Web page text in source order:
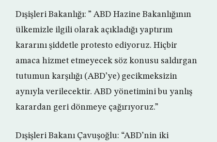
Dışişleri Bakanlığı: ” ABD Hazine Bakanlığının
ülkemizle ilgili olarak açıkladığı yaptırım
kararını şiddetle protesto ediyoruz. Hiçbir
amaca hizmet etmeyecek söz konusu saldırgan
tutumun karşılığı (ABD’ye) gecikmeksizin
aynıyla verilecektir. ABD yönetimini bu yanlış
karardan geri dönmeye çağırıyoruz.”
Dışişleri Bakanı Çavuşoğlu: “ABD’nin iki